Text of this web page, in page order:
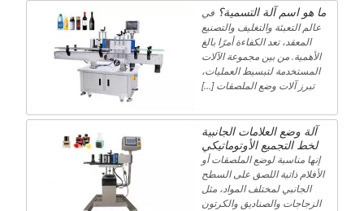
ما هو اسم آلة التسمية؟ في
عالم التعبئة والتغليف والتصنيع
المعقد، تعد الكفاءة أمرًا بالغ
الأهمية. من بين مجموعة الآلات
المستخدمة لتبسيط العمليات،
تبرز آلات وضع الملصقات […]
آلة وضع العلامات الجانبية
لخط التجميع الأوتوماتيكي
إنها مناسبة لوضع الملصقات أو
الأفلام ذاتية اللصق على السطح
الجانبي لمختلف المواد، مثل
الزجاجات والصناديق والكرتون